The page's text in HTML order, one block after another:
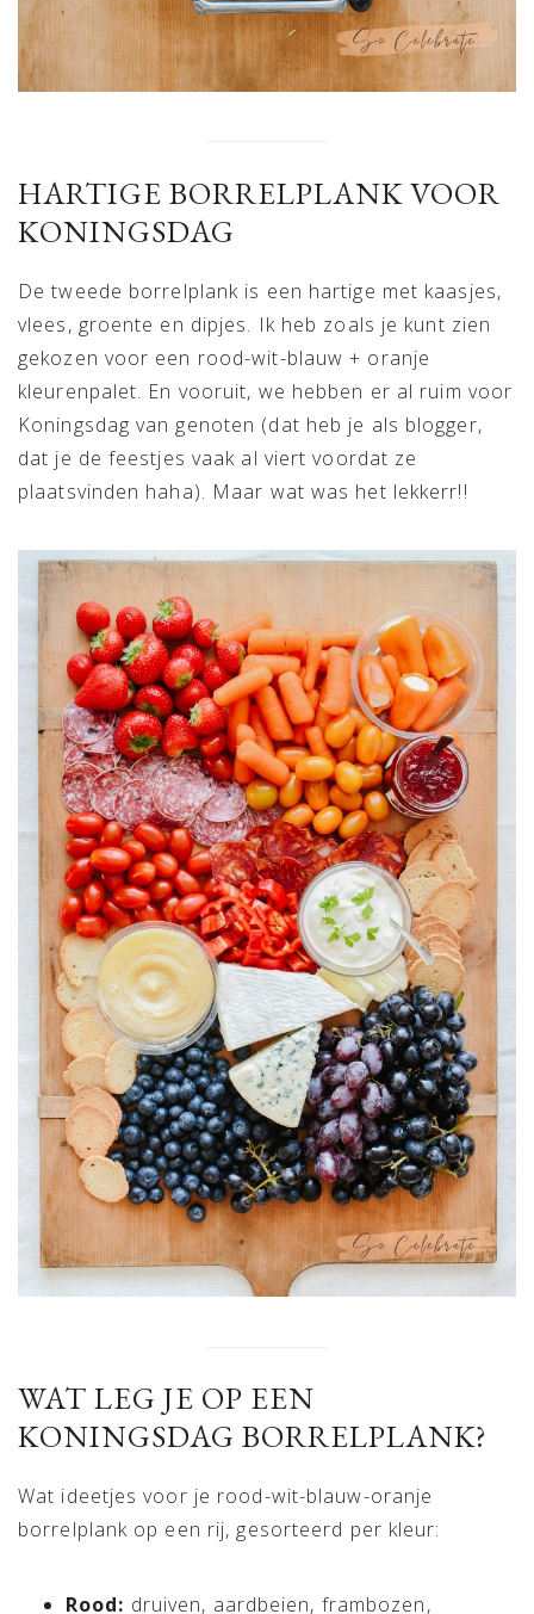
HARTIGE BORRELPLANK VOOR
KONINGSDAG
De tweede borrelplank is een hartige met kaasjes,
vlees, groente en dipjes. Ik heb zoals je kunt zien
gekozen voor een rood-wit-blauw + oranje
kleurenpalet. En vooruit, we hebben er al ruim voor
Koningsdag van genoten (dat heb je als blogger,
dat je de feestjes vaak al viert voordat ze
plaatsvinden haha). Maar wat was het lekkerr!!
WAT LEG JE OP EEN
KONINGSDAG BORRELPLANK?
Wat ideetjes voor je rood-wit-blauw-oranje
borrelplank op een rij, gesorteerd per kleur:
Rood: druiven, aardbeien, frambozen,